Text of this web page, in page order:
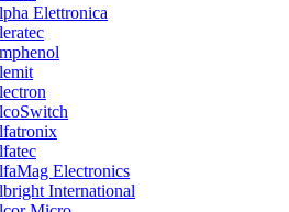
Elettronica
Electronics
International